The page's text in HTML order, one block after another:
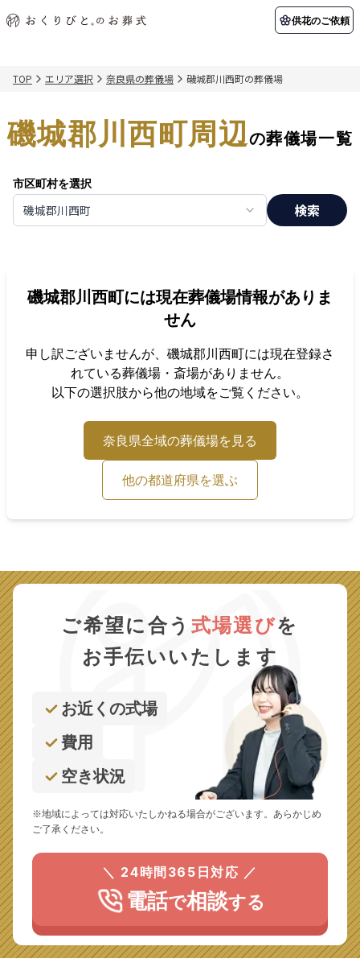
供花のご依頼
初めての方へ 納棺の儀とは？
アフターサポート
会社概要 店舗用地募集
関東エリア
千葉県
北海道エリア
ご葬儀事例 お客様の声
葬儀の知識 供花のご依頼
TOP エリア選択 奈良県の葬儀場 磯城郡川西町の葬儀場
磯城郡川西町周辺の葬儀場一覧
市区町村を選択
磯城郡川西町 検索
磯城郡川西町には現在葬儀場情報がありま
せん
申し訳ございませんが、 磯城郡川西町には現在登録さ
れている葬儀場・斎場がありません。
以下の選択肢から他の地域をご覧ください。
奈良県全域の葬儀場を見る
他の都道府県を選ぶ
ご希望に合う 式場選びを
お手伝いいたします
お近くの式場
費用
空き状況
※地域によっては対応いたしかねる場合がございます。あらかじめ
ご了承ください。
＼ 24時間365日対応 ／
電話で相談する